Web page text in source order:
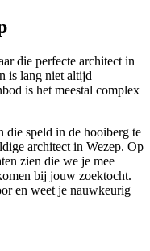
die perfecte architect in
is lang niet altijd
is het meestal complex
die speld in de hooiberg te
architect in Wezep. Op
zien die we je mee
bij jouw zoektocht.
en weet je nauwkeurig